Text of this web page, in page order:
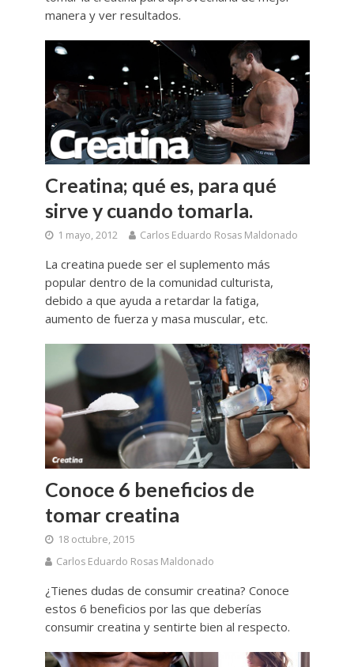
manera y ver resultados.
Creatina; qué es, para qué
sirve y cuando tomarla.
1 mayo, 2012 Carlos Eduardo Rosas Maldonado
La creatina puede ser el suplemento más
popular dentro de la comunidad culturista,
debido a que ayuda a retardar la fatiga,
aumento de fuerza y masa muscular, etc.
Conoce 6 beneficios de
tomar creatina
18 octubre, 2015
Carlos Eduardo Rosas Maldonado
¿Tienes dudas de consumir creatina? Conoce
estos 6 beneficios por las que deberías
consumir creatina y sentirte bien al respecto.